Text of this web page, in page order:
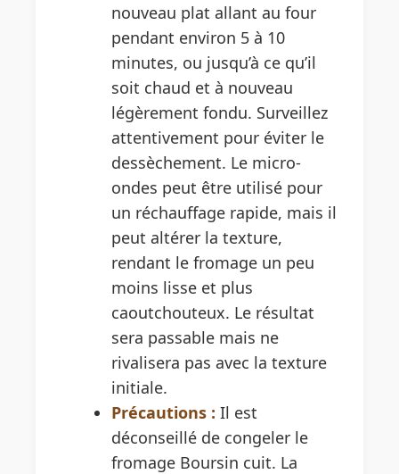
nouveau plat allant au four
pendant environ 5 à 10
minutes, ou jusqu’à ce qu’il
soit chaud et à nouveau
légèrement fondu. Surveillez
attentivement pour éviter le
dessèchement. Le micro-
ondes peut être utilisé pour
un réchauffage rapide, mais il
peut altérer la texture,
rendant le fromage un peu
moins lisse et plus
caoutchouteux. Le résultat
sera passable mais ne
rivalisera pas avec la texture
initiale.
Précautions : Il est
déconseillé de congeler le
fromage Boursin cuit. La